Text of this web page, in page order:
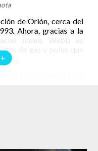
de Orión, cerca del
Ahora, gracias a la
James Webb es
de gas y polvo que